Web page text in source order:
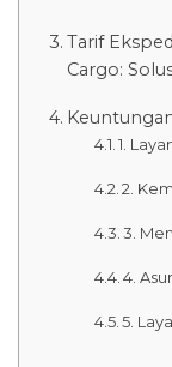
Tarif
Cargo:
1.
2.
3.
4.
5.